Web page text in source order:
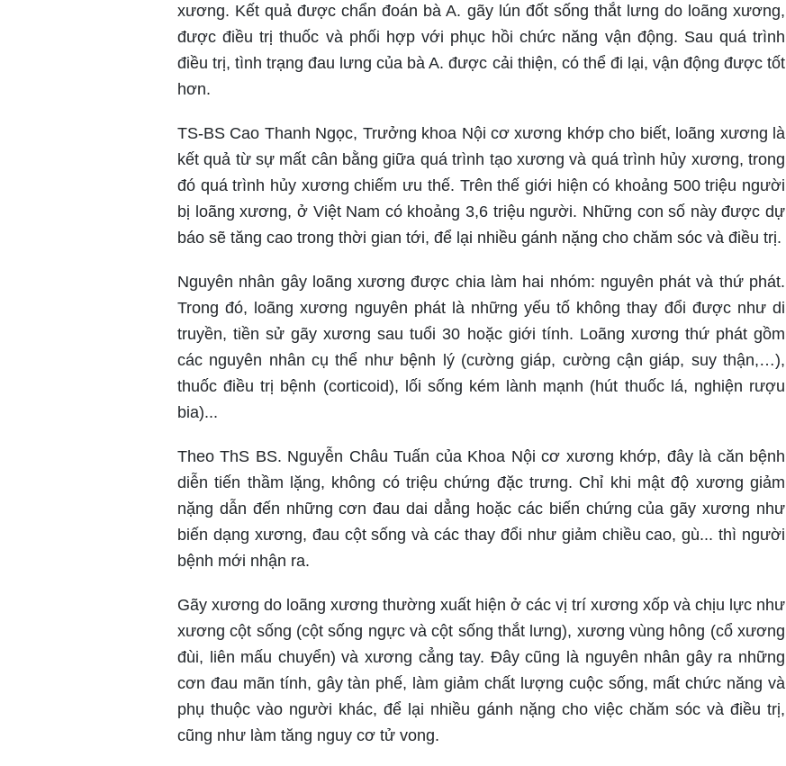
xương. Kết quả được chẩn đoán bà A. gãy lún đốt sống thắt lưng do loãng xương,
được điều trị thuốc và phối hợp với phục hồi chức năng vận động. Sau quá trình
điều trị, tình trạng đau lưng của bà A. được cải thiện, có thể đi lại, vận động được tốt
hơn.
TS-BS Cao Thanh Ngọc, Trưởng khoa Nội cơ xương khớp cho biết, loãng xương là
kết quả từ sự mất cân bằng giữa quá trình tạo xương và quá trình hủy xương, trong
đó quá trình hủy xương chiếm ưu thế. Trên thế giới hiện có khoảng 500 triệu người
bị loãng xương, ở Việt Nam có khoảng 3,6 triệu người. Những con số này được dự
báo sẽ tăng cao trong thời gian tới, để lại nhiều gánh nặng cho chăm sóc và điều trị.
Nguyên nhân gây loãng xương được chia làm hai nhóm: nguyên phát và thứ phát.
Trong đó, loãng xương nguyên phát là những yếu tố không thay đổi được như di
truyền, tiền sử gãy xương sau tuổi 30 hoặc giới tính. Loãng xương thứ phát gồm
các nguyên nhân cụ thể như bệnh lý (cường giáp, cường cận giáp, suy thận,…),
thuốc điều trị bệnh (corticoid), lối sống kém lành mạnh (hút thuốc lá, nghiện rượu
bia)...
Theo ThS BS. Nguyễn Châu Tuấn của Khoa Nội cơ xương khớp, đây là căn bệnh
diễn tiến thầm lặng, không có triệu chứng đặc trưng. Chỉ khi mật độ xương giảm
nặng dẫn đến những cơn đau dai dẳng hoặc các biến chứng của gãy xương như
biến dạng xương, đau cột sống và các thay đổi như giảm chiều cao, gù... thì người
bệnh mới nhận ra.
Gãy xương do loãng xương thường xuất hiện ở các vị trí xương xốp và chịu lực như
xương cột sống (cột sống ngực và cột sống thắt lưng), xương vùng hông (cổ xương
đùi, liên mấu chuyển) và xương cẳng tay. Đây cũng là nguyên nhân gây ra những
cơn đau mãn tính, gây tàn phế, làm giảm chất lượng cuộc sống, mất chức năng và
phụ thuộc vào người khác, để lại nhiều gánh nặng cho việc chăm sóc và điều trị,
cũng như làm tăng nguy cơ tử vong.